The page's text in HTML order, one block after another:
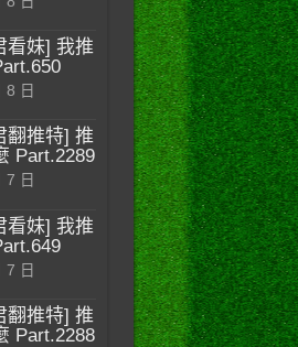
看妹] 我推
8 日
翻推特] 推
Part.2289
7 日
看妹] 我推
7 日
翻推特] 推
Part.2288